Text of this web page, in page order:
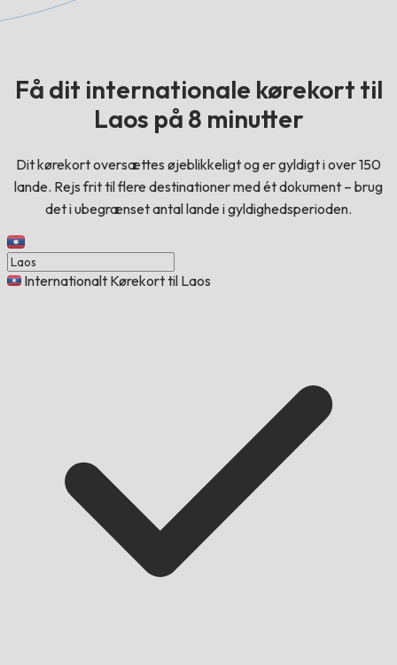
Få dit internationale kørekort til
Laos på 8 minutter
Dit kørekort oversættes øjeblikkeligt og er gyldigt i over 150
lande. Rejs frit til flere destinationer med ét dokument – brug
det i ubegrænset antal lande i gyldighedsperioden.
Internationalt Kørekort til Laos